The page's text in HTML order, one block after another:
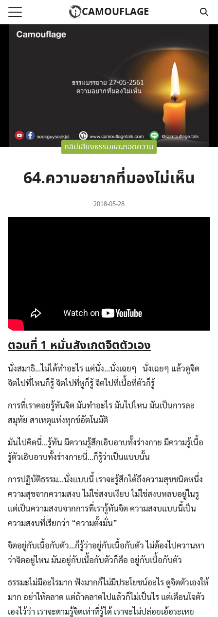
Skip
content
CAMOUFLAGE
Search
for:
คลิปเสียงธรรมและถอดความ
64.ความอยากที่มองไม่เห็น
2018-05-28
ตอนที่ 1 หมั่นสังเกตจิตตัวเอง
นั่งสมาธิ…ไม่ได้ทำอะไร แค่นั่ง…นั่งเฉยๆ นั่งเฉยๆ แล้วดูจิต
จิตไปที่ไหนก็รู้ จิตไปที่หูก็รู้ จิตไปที่เนื้อที่ตัวก็รู้
การที่เราคอยรู้ทันจิต มันทำอะไร มันไปไหน มันเป็นการละ
สมุทัย สาเหตุแห่งทุกข์อัตโนมัติ
มันไปคิดนี่…รู้ทัน มีความรู้สึกเอิบอาบทั้งร่างกาย มีความรู้เนื้อ
รู้ตัวเอิบอาบทั้งร่างกายนี่…ก็รู้ว่าเป็นแบบนั้น
การปฏิบัติธรรม…นั่งแบบนี้ เราจะรู้สึกได้ถึงความสุขชนิดหนึ่ง
ความสุขจากความสงบ ไม่ใช่สงบเงียบ ไม่ใช่สงบหลบอยู่ในรู
แต่เป็นความสงบจากการที่เรารู้ทันจิต ความสงบแบบนี้เป็น
ความสงบที่เรียกว่า “ความตั้งมั่น”
จิตอยู่กับเนื้อกับตัว…ก็รู้ว่าอยู่กับเนื้อกับตัว ไม่ต้องไปควานหา
ว่าจิตอยู่ไหน มันอยู่กับเนื้อกับตัวก็คือ อยู่กับเนื้อกับตัว
ธรรมะไม่มีอะไรมาก ฟังมากก็ไม่มีประโยชน์อะไร ดูจิตตัวเองให้
มาก อย่าให้คลาด แต่ถ้าคลาดไปแล้วก็ไม่เป็นไร แต่เตือนใจตัว
เองไว้ว่า เราจะตามรู้จิตเท่าที่รู้ได้ เราจะไม่ปล่อยเอ้อระเหย